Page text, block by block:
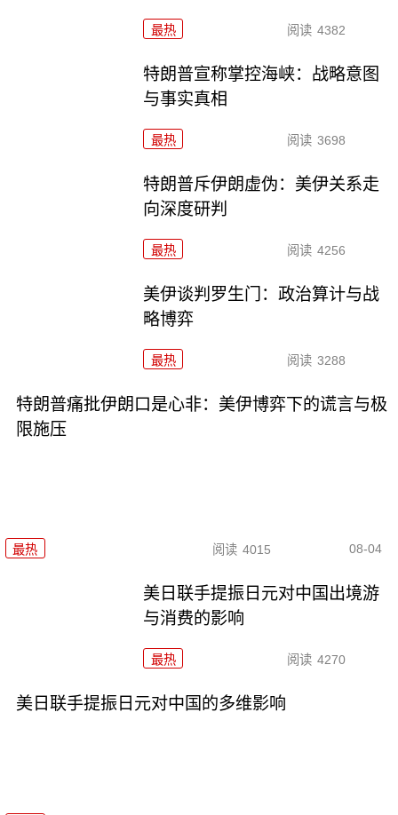
最热 阅读 4382
特朗普宣称掌控海峡：战略意图
与事实真相
最热 阅读 3698
特朗普斥伊朗虚伪：美伊关系走
向深度研判
最热 阅读 4256
美伊谈判罗生门：政治算计与战
略博弈
最热 阅读 3288
特朗普痛批伊朗口是心非：美伊博弈下的谎言与极
限施压
最热 阅读 4015 08-04
美日联手提振日元对中国出境游
与消费的影响
最热 阅读 4270
美日联手提振日元对中国的多维影响